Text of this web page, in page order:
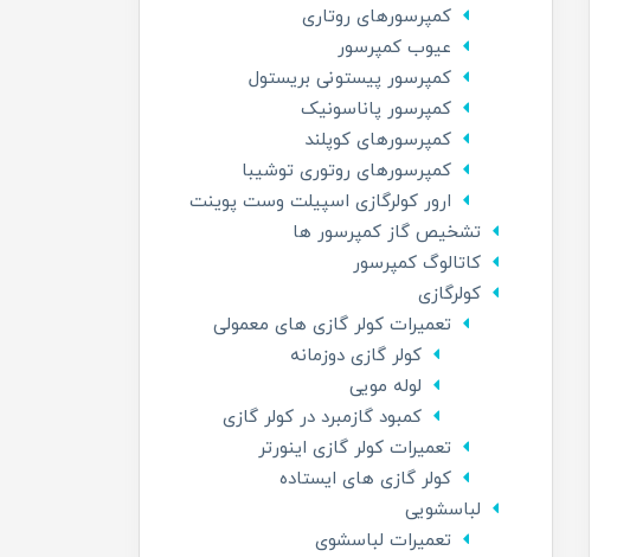
کمپرسورهای روتاری
عیوب کمپرسور
کمپرسور پیستونی بریستول
کمپرسور پاناسونیک
کمپرسورهای کوپلند
کمپرسورهای روتوری توشیبا
ارور کولرگازی اسپیلت وست پوینت
تشخیص گاز کمپرسور ها
کاتالوگ کمپرسور
کولرگازی
تعمیرات کولر گازی های معمولی
کولر گازی دوزمانه
لوله مویی
کمبود گازمبرد در کولر گازی
تعمیرات کولر گازی اینورتر
کولر گازی های ایستاده
لباسشویی
تعمیرات لباسشوی